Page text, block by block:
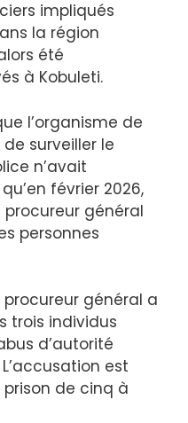
impliqués
la région
été
à Kobuleti.
l’organisme de
surveiller le
n’avait
février 2026,
général
personnes
général a
trois individus
d’autorité
est
prison de cinq à